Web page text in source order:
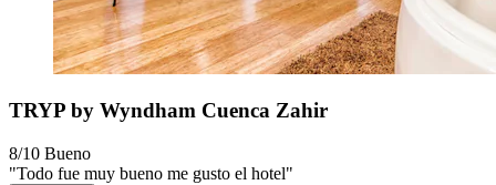
TRYP by Wyndham Cuenca Zahir
8/10 Bueno
"Todo fue muy bueno me gusto el hotel"